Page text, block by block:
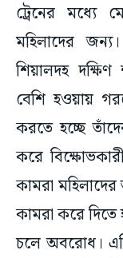
ট্রেনের মধ্যে
মহিলাদের
শিয়ালদহ
বেশি হওয়ায়
করতে হচ্ছে
করে
কামরা
কামরা করে দিতে
চলে অবরোধ।